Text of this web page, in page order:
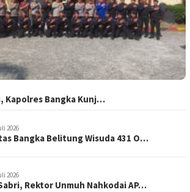
Kapolres Bangka Kunj…
2026
Bangka Belitung Wisuda 431 O…
2026
Rektor Unmuh Nahkodai AP…